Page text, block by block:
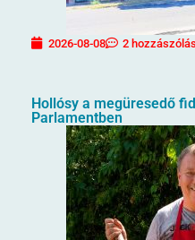
2026-08-08 2 hozzászólás
Hollósy a megüresedő
Parlamentben